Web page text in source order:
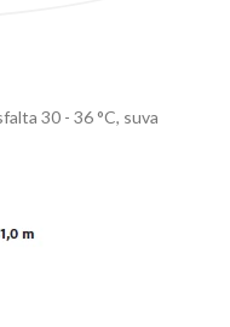
30 - 36 °C, suva